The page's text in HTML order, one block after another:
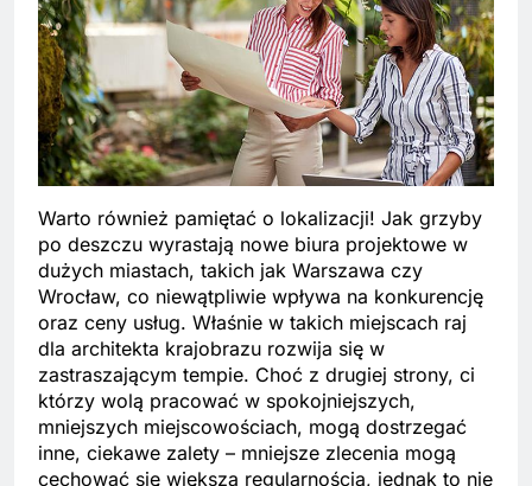
Warto również pamiętać o lokalizacji! Jak grzyby
po deszczu wyrastają nowe biura projektowe w
dużych miastach, takich jak Warszawa czy
Wrocław, co niewątpliwie wpływa na konkurencję
oraz ceny usług. Właśnie w takich miejscach raj
dla architekta krajobrazu rozwija się w
zastraszającym tempie. Choć z drugiej strony, ci
którzy wolą pracować w spokojniejszych,
mniejszych miejscowościach, mogą dostrzegać
inne, ciekawe zalety – mniejsze zlecenia mogą
cechować się większą regularnością, jednak to nie